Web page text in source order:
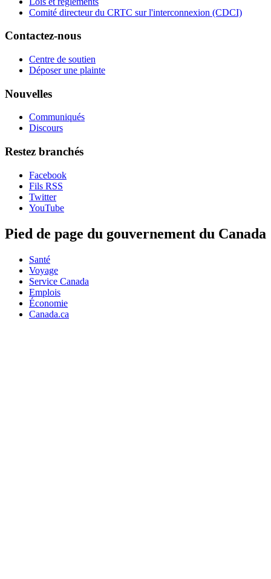
Comité directeur du CRTC sur l'interconnexion (CDCI)
Contactez-nous
Centre de soutien
Déposer une plainte
Nouvelles
Communiqués
Discours
Restez branchés
Facebook
Fils RSS
Twitter
YouTube
Pied de page du gouvernement du Canada
Santé
Voyage
Service Canada
Emplois
Économie
Canada.ca